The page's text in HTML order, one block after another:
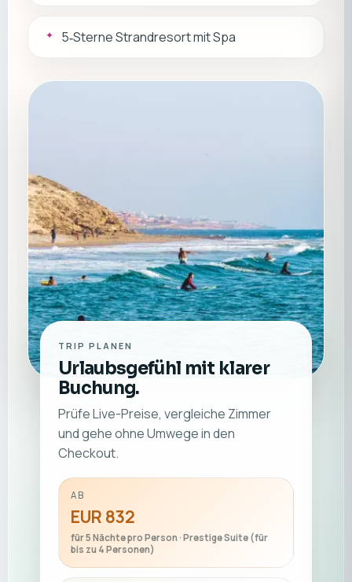
5‑Sterne Strandresort mit Spa
TRIP PLANEN
Urlaubsgefühl mit klarer
Buchung.
Prüfe Live-Preise, vergleiche Zimmer
und gehe ohne Umwege in den
Checkout.
AB
EUR 832
für 5 Nächte pro Person · Prestige Suite (für
bis zu 4 Personen)